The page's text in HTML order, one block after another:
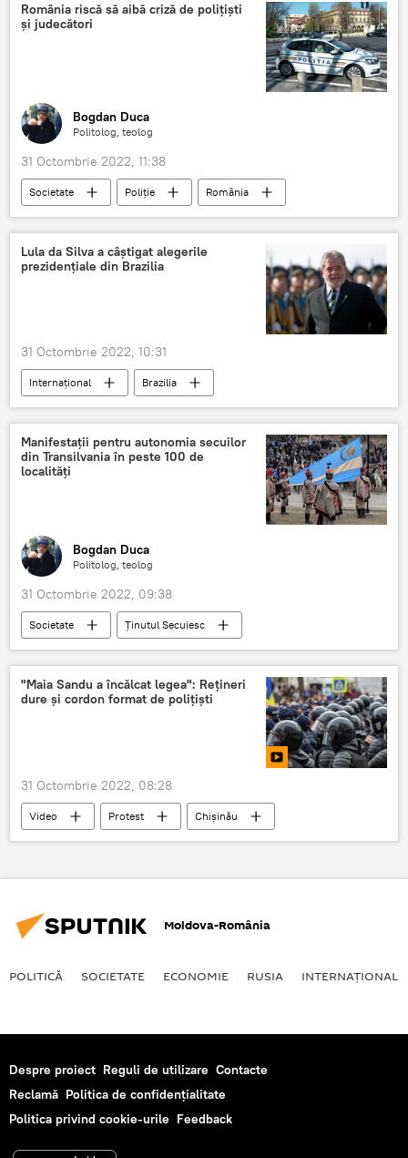
România riscă să aibă criză de polițiști
și judecători
Bogdan Duca
Politolog, teolog
31 Octombrie 2022, 11:38
Societate Poliție
România
judecători
Criză
Lula da Silva a câștigat alegerile
prezidențiale din Brazilia
31 Octombrie 2022, 10:31
Internaţional
Brazilia
Alegeri prezidenţiale
Manifestații pentru autonomia secuilor
din Transilvania în peste 100 de
localități
Bogdan Duca
Politolog, teolog
31 Octombrie 2022, 09:38
Societate
Ținutul Secuiesc
Autonomie
Protest
"Maia Sandu a încălcat legea": Rețineri
dure și cordon format de polițiști
31 Octombrie 2022, 08:28
Video Protest
Chișinău
Moldova
Moldova-România
POLITICĂ SOCIETATE ECONOMIE RUSIA INTERNAŢIONAL
Despre proiect Reguli de utilizare Contacte
Reclamă Politica de confidențialitate
Politica privind cookie-urile Feedback